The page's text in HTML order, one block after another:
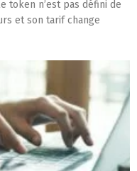
token n’est pas défini de
et son tarif change